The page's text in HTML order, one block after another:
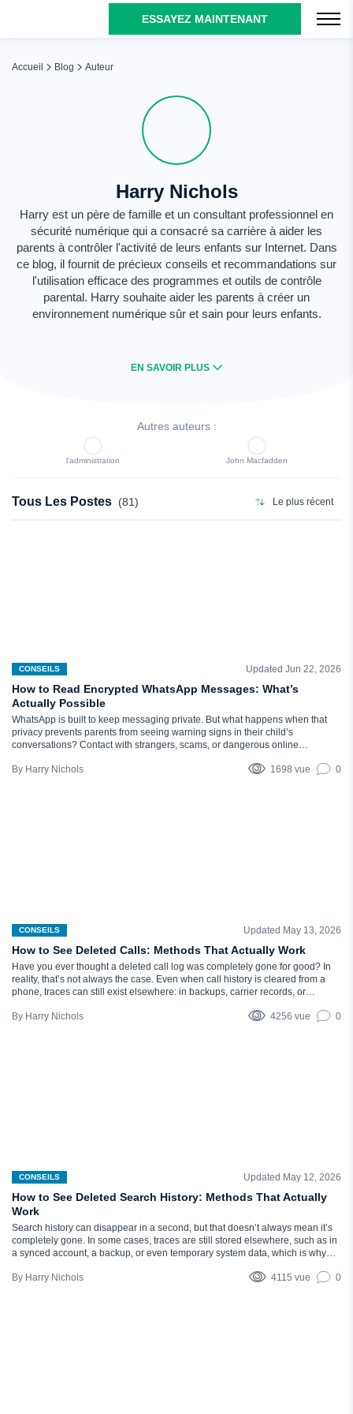
ESSAYEZ MAINTENANT
Accueil Blog Auteur
Harry Nichols
Harry est un père de famille et un consultant professionnel en
sécurité numérique qui a consacré sa carrière à aider les
parents à contrôler l'activité de leurs enfants sur Internet. Dans
ce blog, il fournit de précieux conseils et recommandations sur
l'utilisation efficace des programmes et outils de contrôle
parental. Harry souhaite aider les parents à créer un
environnement numérique sûr et sain pour leurs enfants.
EN SAVOIR PLUS
Autres auteurs :
l'administration John Macfadden
Tous Les Postes (81) Le plus récent
CONSEILS Updated Jun 22, 2026
How to Read Encrypted WhatsApp Messages: What’s
Actually Possible
WhatsApp is built to keep messaging private. But what happens when that
privacy prevents parents from seeing warning signs in their child’s
conversations? Contact with strangers, scams, or dangerous online
enabled. Although WhatsApp messages are extremely hard to decrypt in
Harry Nichols 1698 vue 0
CONSEILS Updated May 13, 2026
How to See Deleted Calls: Methods That Actually Work
Have you ever thought a deleted call log was completely gone for good? In
reality, that’s not always the case. Even when call history is cleared from a
phone, traces can still exist elsewhere: in backups, carrier records, or
history with…
Harry Nichols 4256 vue 0
CONSEILS Updated May 12, 2026
How to See Deleted Search History: Methods That Actually
Work
Search history can disappear in a second, but that doesn’t always mean it’s
completely gone. In some cases, traces are still stored elsewhere, such as in
a synced account, a backup, or even temporary system data, which is why
size-fits-all way to see…
Harry Nichols 4115 vue 0